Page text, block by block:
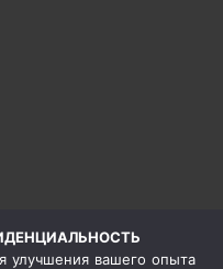
улучшения вашего опыта